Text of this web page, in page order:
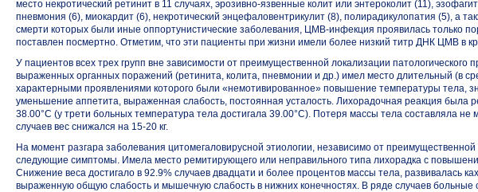
место некротический ретинит в 11 случаях, эрозивно-язвенные колит или энтероколит (11),
пневмония (6), миокардит (6), некротический энцефаловентрикулит (8), полирадикулопатия (5), а
смерти которых были иные оппортунистические заболевания, ЦМВ-инфекция проявилась только
поставлен посмертно. Отметим, что эти пациенты при жизни имели более низкий титр ДНК ЦМВ в
У пациентов всех трех групп вне зависимости от преимущественной локализации патологического
выраженных органных поражений (ретинита, колита, пневмонии и др.) имел место длительный (в
характерными проявлениями которого были «немотивированное» повышение температуры тела,
уменьшение аппетита, выраженная слабость, постоянная усталость. Лихорадочная реакция
38.00°С (у трети больных температура тела достигала 39.00°С). Потеря массы тела составляла не
случаев вес снижался на 15-20 кг.
На момент разгара заболевания цитомегаловирусной этиологии, независимо от
следующие симптомы. Имела место ремитирующего или неправильного типа лихорадка с
Снижение веса достигало в 92.9% случаев двадцати и более процентов массы тела, развивалась
выраженную общую слабость и мышечную слабость в нижних конечностях. В ряде случаев больные